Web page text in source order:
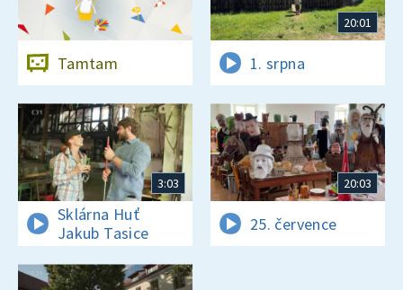
Tamtam
20:01
1. srpna
3:03
Sklárna Huť
Jakub Tasice
20:03
25. července